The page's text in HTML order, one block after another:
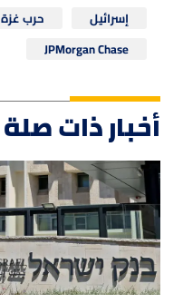
إسرائيل حرب غزة
JPMorgan Chase
أخبار ذات صلة